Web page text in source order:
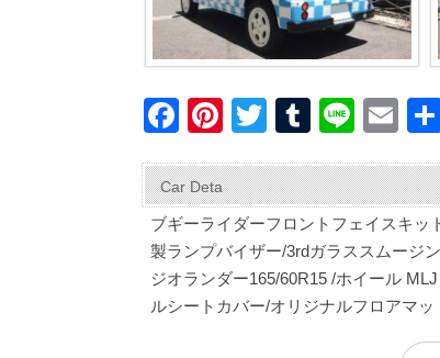
F
c
e
b
o
Pi
er
e
st
T
tt
er
T
m
bl
r
Li
e
E
ail
Car Deta
ブギーライダーフロントフェイスキ
製ランプバイザー/3rdガラススムージ
ジオランダー165/60R15 /ホイール
ルシートカバー/オリジナルフロアマッ